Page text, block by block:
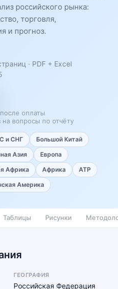
российского рынка:
торговля,
и прогноз.
· PDF + Excel
оплаты
на вопросы по отчёту
и СНГ
Большой Китай
Азия
Европа
Африка Африка
АТР
Америка
Таблицы Рисунки
ГЕОГРАФИЯ
Российская Федерация